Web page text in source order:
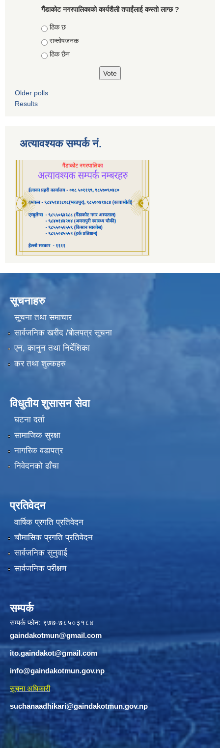
गैंडाकोट नगरपालिकाको कार्यशैली तपाईंलाई कस्तो लाग्छ ?
Choices
ठिक छ
सन्तोषजनक
ठिक छैन
Older polls
Results
अत्यावश्यक सम्पर्क नं.
सूचनाहरु
सूचना तथा समाचार
सार्वजनिक खरीद /बोलपत्र सूचना
एन, कानुन तथा निर्देशिका
कर तथा शुल्कहरु
विधुतीय शुसासन सेवा
घटना दर्ता
सामाजिक सुरक्षा
नागरिक वडापत्र
निवेदनको ढाँचा
प्रतिवेदन
वार्षिक प्रगति प्रतिवेदन
चौमासिक प्रगति प्रतिवेदन
सार्वजनिक सुनुवाई
सार्वजनिक परीक्षण
सम्पर्क
सम्पर्क फोन: ९७७-७८५०३१८४
gaindakotmun@gmail.com
ito.gaindakot@gmail.com
info@gaindakotmun.gov.np
सूचना अधिकारी
suchanaadhikari@gaindakotmun.gov.np